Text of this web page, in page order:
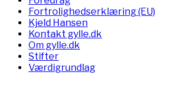
Fortrolighedserklæring (EU)
Kjeld Hansen
Kontakt gylle.dk
Om gylle.dk
Stifter
Værdigrundlag